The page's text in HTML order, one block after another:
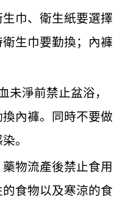
巾、衛生紙要選擇
生巾要勤換；內褲
未淨前禁止盆浴，
內褲。同時不要做
。
物流產後禁止食用
食物以及寒涼的食